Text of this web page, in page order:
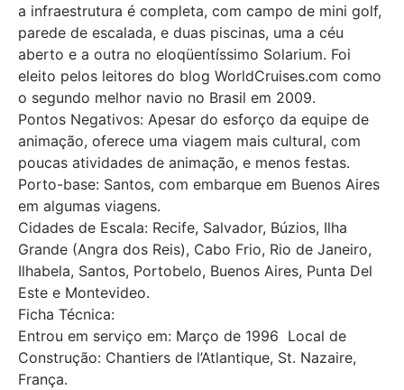
a infraestrutura é completa, com campo de mini golf,
parede de escalada, e duas piscinas, uma a céu
aberto e a outra no eloqüentíssimo Solarium. Foi
eleito pelos leitores do blog WorldCruises.com como
o segundo melhor navio no Brasil em 2009.
Pontos Negativos: Apesar do esforço da equipe de
animação, oferece uma viagem mais cultural, com
poucas atividades de animação, e menos festas.
Porto-base: Santos, com embarque em Buenos Aires
em algumas viagens.
Cidades de Escala: Recife, Salvador, Búzios, Ilha
Grande (Angra dos Reis), Cabo Frio, Rio de Janeiro,
Ilhabela, Santos, Portobelo, Buenos Aires, Punta Del
Este e Montevideo.
Ficha Técnica:
Entrou em serviço em: Março de 1996 Local de
Construção: Chantiers de l’Atlantique, St. Nazaire,
França.